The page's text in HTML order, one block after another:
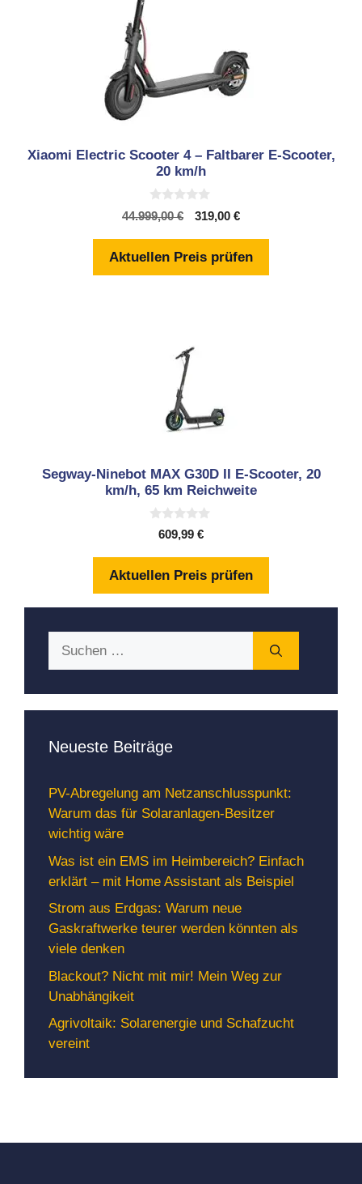
Xiaomi Electric Scooter 4 – Faltbarer E-Scooter,
20 km/h
0
v
5
44.999,00€
Ursprünglicher
war:
44.999,00 €
319,00 €Aktueller
Aktuellen Preis prüfen
Segway-Ninebot MAX G30D II E-Scooter, 20
km/h, 65 km Reichweite
5
609,99 €
Aktuellen Preis prüfen
Neueste Beiträge
PV-Abregelung am Netzanschlusspunkt:
Warum das für Solaranlagen-Besitzer
wichtig wäre
Was ist ein EMS im Heimbereich? Einfach
erklärt – mit Home Assistant als Beispiel
Strom aus Erdgas: Warum neue
Gaskraftwerke teurer werden könnten als
viele denken
Blackout? Nicht mit mir! Mein Weg zur
Unabhängikeit
Agrivoltaik: Solarenergie und Schafzucht
vereint